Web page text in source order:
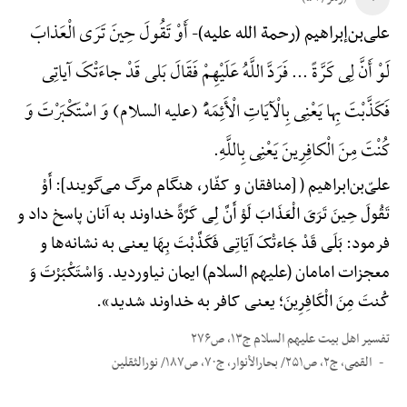
علی‌بن‌إبراهیم (رحمة الله علیه)-أَوْ تَقُولَ حِینَ تَرَی الْعَذابَ
لَوْ أَنَّ لِی کَرَّةً ... فَرَدَّ اللَّهُ عَلَیْهِمْ فَقَالَ بَلی قَدْ جاءَتْکَ آیاتِی
فَکَذَّبْتَ بِها یَعْنِی بِالْآیَاتِ الْأَئِمَهًَْ (علیه السلام) وَ اسْتَکْبَرْتَ وَ
کُنْتَ مِنَ الْکافِرِینَ یَعْنِی بِاللَّهِ.
علیّ‌بن‌ابراهیم ( [منافقان و کفّار، هنگام مرگ می‌گویند]: أَوْ
تَقُولَ حِینَ تَرَیَ الْعَذَابَ لَوْ أَنَّ لِی کَرَّةً خداوند به آنان پاسخ داد و
فرمود: بَلَی قَدْ جَاءتْکَ آیَاتِی فَکَذَّبْتَ بِهَا یعنی به نشانه‌ها و
معجزات امامان (علیهم السلام) ایمان نیاوردید. وَاسْتَکْبَرْتَ وَ
کُنتَ مِنَ الْکَافِرِینَ؛ یعنی کافر به خداوند شدید».
تفسیر اهل بیت علیهم السلام ج۱۳، ص۲۷۶
القمی، ج۲، ص۲۵۱/ بحارالأنوار، ج۷۰، ص۱۸۷/ نورالثقلین